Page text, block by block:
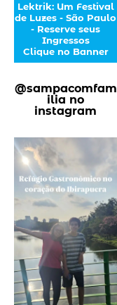
Lektrik: Um Festival
de Luzes - São Paulo
- Reserve seus
Ingressos
Clique no Banner
@sampacomfam
ilia no
instagram